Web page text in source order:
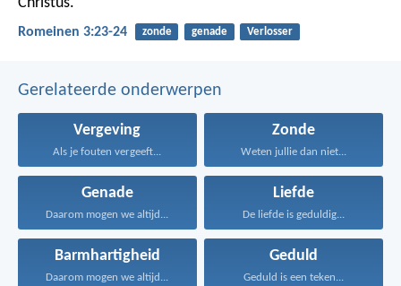
Christus.
Romeinen 3:23-24 zonde genade Verlosser
Gerelateerde onderwerpen
Vergeving
Als je fouten vergeeft...
Zonde
Weten jullie dan niet...
Genade
Daarom mogen we altijd...
Liefde
De liefde is geduldig...
Barmhartigheid
Daarom mogen we altijd...
Geduld
Geduld is een teken...